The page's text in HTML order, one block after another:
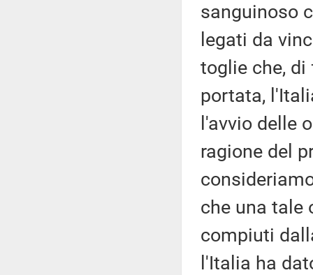
sanguinoso
legati da
toglie che,
portata,
l'avvio delle
ragione del
che una tale
compiuti
l'Italia ha